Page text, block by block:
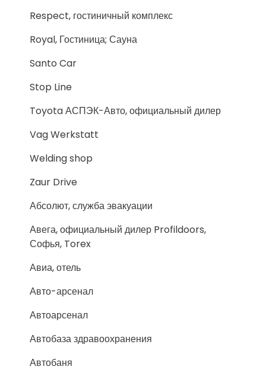
Respect, гостиничный комплекс
Royal, Гостиница; Сауна
Santo Car
Stop Line
Toyota АСПЭК-Авто, официальный дилер
Vag Werkstatt
Welding shop
Zaur Drive
Абсолют, служба эвакуации
Авега, официальный дилер Profildoors,
Софья, Torex
Авиа, отель
Авто-арсенал
Автоарсенал
Автобаза здравоохранения
Автобаня